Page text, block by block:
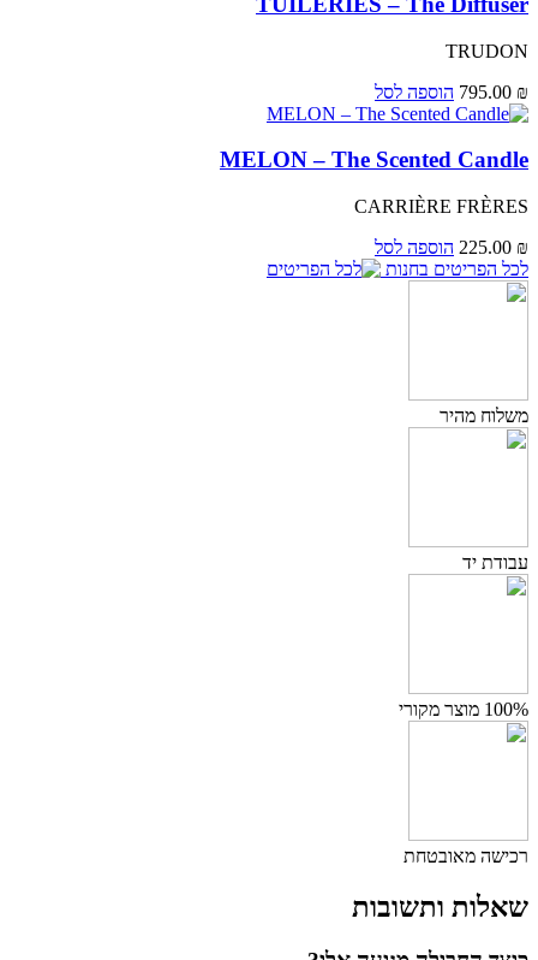
TRUDON
795.00 ₪ הוספה לסל
MELON – The Scented Candle
CARRIÈRE FRÈRES
225.00 ₪
הוספה לסל
לכל הפריטים בחנות
משלוח מהיר
עבודת יד
100% מוצר מקורי
רכישה מאובטחת
שאלות ותשובות